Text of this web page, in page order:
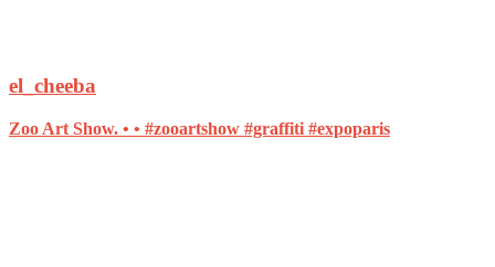
el_cheeba
Zoo Art Show. • • #zooartshow #graffiti #expoparis